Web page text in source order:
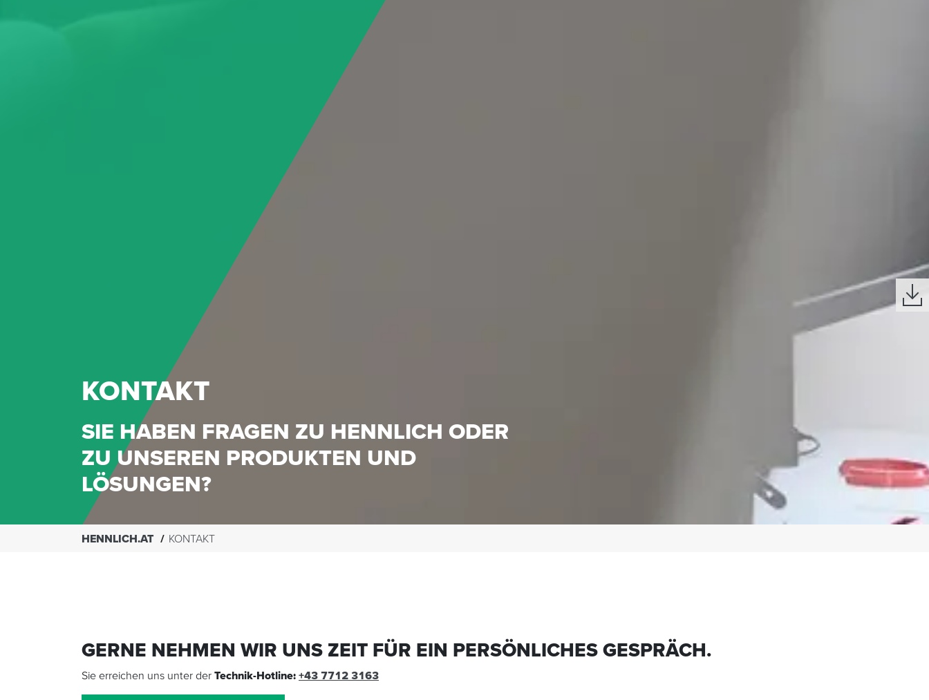
KONTAKT
SIE HABEN FRAGEN ZU HENNLICH ODER
ZU UNSEREN PRODUKTEN UND
LÖSUNGEN?
HENNLICH.AT KONTAKT
GERNE NEHMEN WIR UNS ZEIT FÜR EIN PERSÖNLICHES GESPRÄCH.
Sie erreichen uns unter der Technik-Hotline: +43 7712 3163